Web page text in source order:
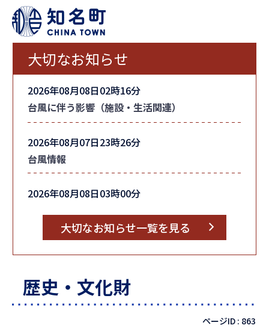
大切なお知らせ
2026年08月08日02時16分
台風に伴う影響（施設・生活関連）
2026年08月07日23時26分
台風情報
2026年08月08日03時00分
大切なお知らせ一覧を見る
歴史・文化財
ページID : 863